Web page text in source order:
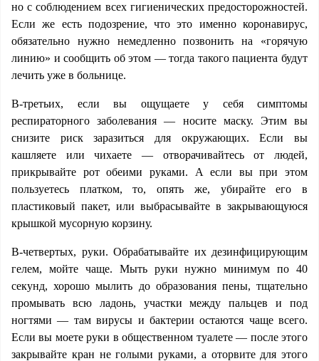
но с соблюдением всех гигиенических предосторожностей.
Если же есть подозрение, что это именно коронавирус,
обязательно нужно немедленно позвонить на «горячую
линию» и сообщить об этом — тогда такого пациента будут
лечить уже в больнице.
В-третьих, если вы ощущаете у себя симптомы
респираторного заболевания — носите маску. Этим вы
снизите риск заразиться для окружающих. Если вы
кашляете или чихаете — отворачивайтесь от людей,
прикрывайте рот обеими руками. А если вы при этом
пользуетесь платком, то, опять же, убирайте его в
пластиковый пакет, или выбрасывайте в закрывающуюся
крышкой мусорную корзину.
В-четвертых, руки. Обрабатывайте их дезинфицирующим
гелем, мойте чаще. Мыть руки нужно минимум по 40
секунд, хорошо мылить до образования пены, тщательно
промывать всю ладонь, участки между пальцев и под
ногтями — там вирусы и бактерии остаются чаще всего.
Если вы моете руки в общественном туалете — после этого
закрывайте кран не голыми руками, а оторвите для этого